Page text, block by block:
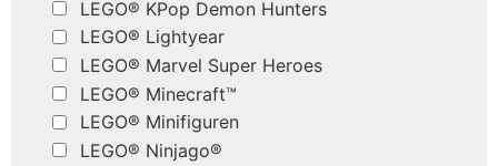
LEGO® KPop Demon Hunters
LEGO® Lightyear
LEGO® Marvel Super Heroes
LEGO® Minecraft™
LEGO® Minifiguren
LEGO® Ninjago®